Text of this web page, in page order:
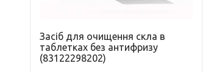
Засіб для очищення скла в
таблетках без антифризу
(83122298202)